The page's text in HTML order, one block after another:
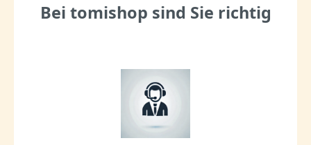
Bei tomishop sind Sie richtig